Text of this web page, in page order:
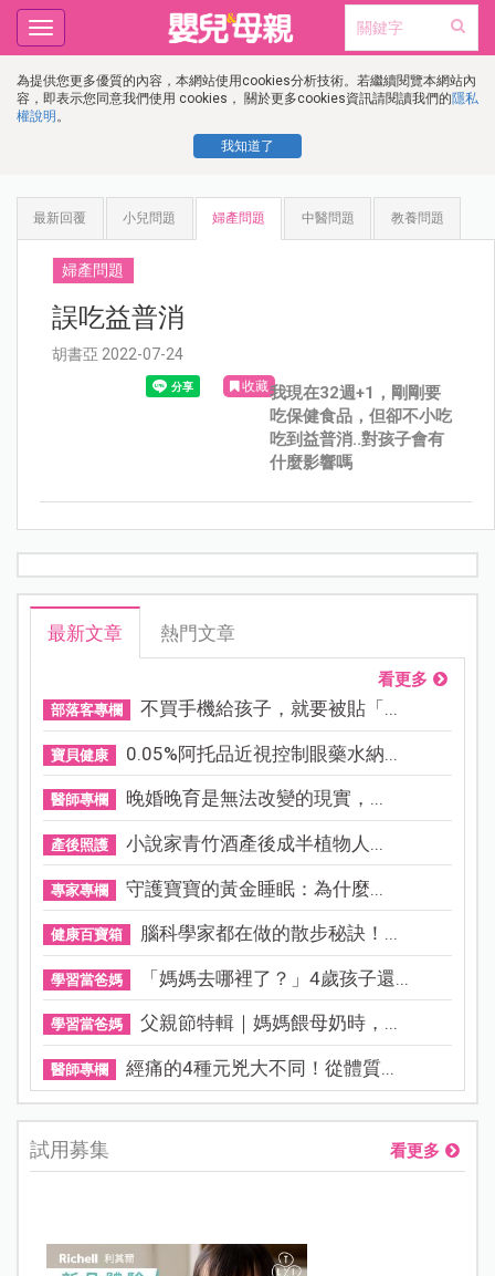
為提供您更多優質的內容，本網站使用cookies分析技術。若繼續閱覽本網站內
容，即表示您同意我們使用 cookies， 關於更多cookies資訊請閱讀我們的隱私
權說明 。
我知道了
Toggle
navigation
最新回覆 小兒問題 婦產問題 中醫問題 教養問題
婦產問題
誤吃益普消
胡書亞 2022-07-24
收藏我現在32週+1，剛剛要
吃保健食品，但卻不小吃
吃到益普消..對孩子會有
什麼影響嗎
最新文章 熱門文章
看更多
部落客專欄 不買手機給孩子，就要被貼「...
寶貝健康 0.05%阿托品近視控制眼藥水納...
醫師專欄 晚婚晚育是無法改變的現實，...
產後照護 小說家青竹酒產後成半植物人...
專家專欄 守護寶寶的黃金睡眠：為什麼...
健康百寶箱 腦科學家都在做的散步秘訣！...
學習當爸媽 「媽媽去哪裡了？」4歲孩子還...
學習當爸媽 父親節特輯｜媽媽餵母奶時，...
醫師專欄 經痛的4種元兇大不同！從體質...
試用募集 看更多